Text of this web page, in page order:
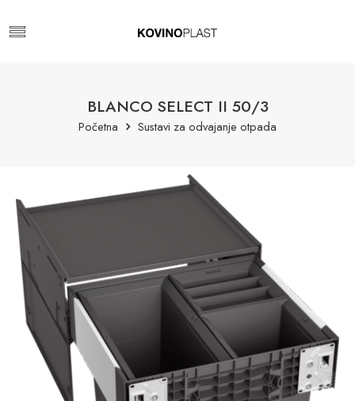
BLANCO SELECT II 50/3
Početna Sustavi za odvajanje otpada